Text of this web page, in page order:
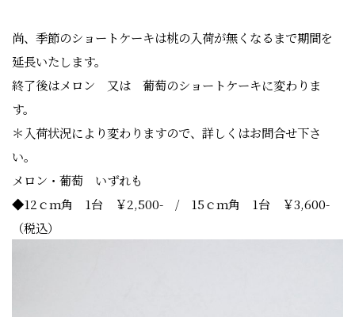
尚、季節のショートケーキは桃の入荷が無くなるまで期間を
延長いたします。
終了後はメロン 又は 葡萄のショートケーキに変わりま
す。
＊入荷状況により変わりますので、詳しくはお問合せ下さ
い。
メロン・葡萄 いずれも
◆12ｃｍ角 1台 ￥2,500- / 15ｃｍ角 1台 ￥3,600-
（税込）